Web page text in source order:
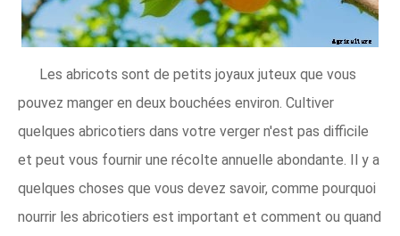
Les abricots sont de petits joyaux juteux que vous
pouvez manger en deux bouchées environ. Cultiver
quelques abricotiers dans votre verger n'est pas difficile
et peut vous fournir une récolte annuelle abondante. Il y a
quelques choses que vous devez savoir, comme pourquoi
nourrir les abricotiers est important et comment ou quand